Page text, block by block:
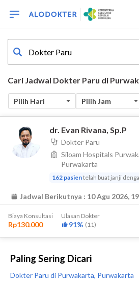
Paling Sering Dicari
Dokter Paru di Purwakarta, Purwakarta